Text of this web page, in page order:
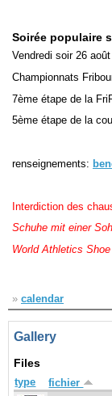
recherche
site map
Demander un
Soirée populaire
Vendredi soir 26
Championnats
7ème étape de la
5ème étape de la
renseignements:
Interdiction des
Schuhe mit einer
World Athletics
» calendar
Gallery
Files
type fichier